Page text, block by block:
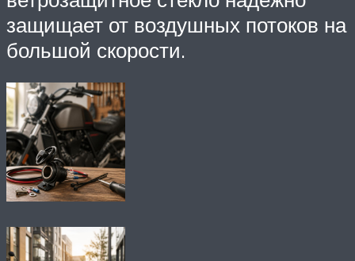
защищает от воздушных потоков на
большой скорости.